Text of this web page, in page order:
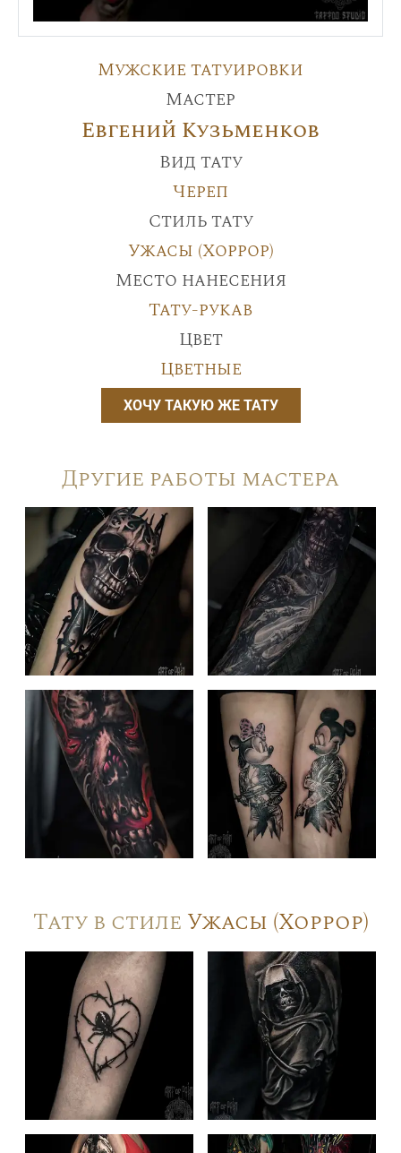
Мужские татуировки
Мастер
Евгений Кузьменков
Вид тату
Череп
Стиль тату
Ужасы (Хоррор)
Место нанесения
Тату-рукав
Цвет
Цветные
ХОЧУ ТАКУЮ ЖЕ ТАТУ
Другие работы мастера
Тату в стиле Ужасы (Хоррор)